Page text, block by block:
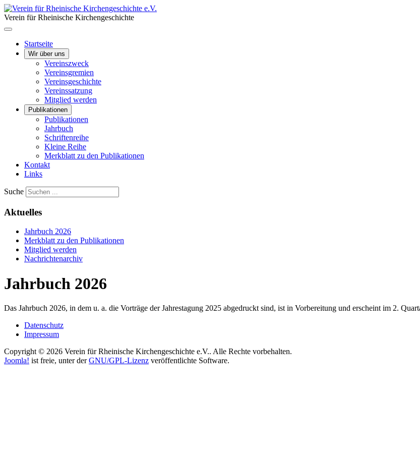
Verein für Rheinische Kirchengeschichte
Startseite
Wir über uns
Vereinszweck
Vereinsgremien
Vereinsgeschichte
Vereinssatzung
Mitglied werden
Publikationen
Publikationen
Jahrbuch
Schriftenreihe
Kleine Reihe
Merkblatt zu den Publikationen
Kontakt
Links
Suche
Aktuelles
Jahrbuch 2026
Merkblatt zu den Publikationen
Mitglied werden
Nachrichtenarchiv
Jahrbuch 2026
Das Jahrbuch 2026, in dem u. a. die Vorträge der Jahrestagung 2025 abgedruckt sind, ist in Vorbereitung und erscheint im 2.
Datenschutz
Impressum
Copyright © 2026 Verein für Rheinische Kirchengeschichte e.V.. Alle Rechte vorbehalten.
Joomla! ist freie, unter derGNU/GPL-Lizenz veröffentlichte Software.